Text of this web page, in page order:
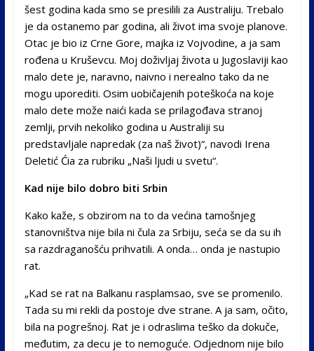
šest godina kada smo se presilili za Australiju. Trebalo
je da ostanemo par godina, ali život ima svoje planove.
Otac je bio iz Crne Gore, majka iz Vojvodine, a ja sam
rođena u Kruševcu. Moj doživljaj života u Jugoslaviji kao
malo dete je, naravno, naivno i nerealno tako da ne
mogu uporediti. Osim uobičajenih poteškoća na koje
malo dete može naići kada se prilagođava stranoj
zemlji, prvih nekoliko godina u Australiji su
predstavljale napredak (za naš život)“, navodi Irena
Deletić Ćia za rubriku „Naši ljudi u svetu“.
Kad nije bilo dobro biti Srbin
Kako kaže, s obzirom na to da većina tamošnjeg
stanovništva nije bila ni čula za Srbiju, seća se da su ih
sa razdraganošću prihvatili. A onda… onda je nastupio
rat.
„Kad se rat na Balkanu rasplamsao, sve se promenilo.
Tada su mi rekli da postoje dve strane. A ja sam, očito,
bila na pogrešnoj. Rat je i odraslima teško da dokuče,
međutim, za decu je to nemoguće. Odjednom nije bilo